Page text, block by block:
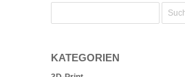
KATEGORIEN